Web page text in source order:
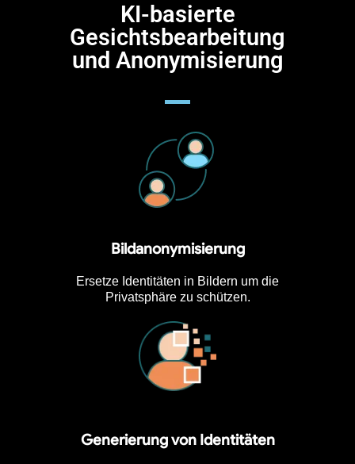
KI-basierte
Gesichtsbearbeitung
und Anonymisierung
Bildanonymisierung
Ersetze Identitäten in Bildern um die
Privatsphäre zu schützen.
Generierung von Identitäten